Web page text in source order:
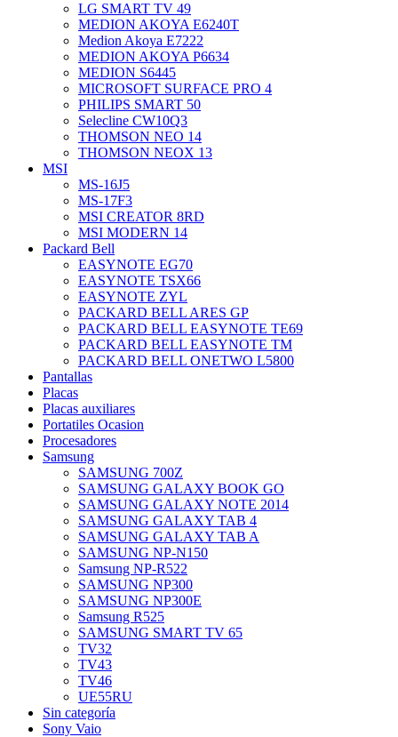
LG SMART TV 49
MEDION AKOYA E6240T
Medion Akoya E7222
MEDION AKOYA P6634
MEDION S6445
MICROSOFT SURFACE PRO 4
PHILIPS SMART 50
Selecline CW10Q3
THOMSON NEO 14
THOMSON NEOX 13
MSI
MS-16J5
MS-17F3
MSI CREATOR 8RD
MSI MODERN 14
Packard Bell
EASYNOTE EG70
EASYNOTE TSX66
EASYNOTE ZYL
PACKARD BELL ARES GP
PACKARD BELL EASYNOTE TE69
PACKARD BELL EASYNOTE TM
PACKARD BELL ONETWO L5800
Pantallas
Placas
Placas auxiliares
Portatiles Ocasion
Procesadores
Samsung
SAMSUNG 700Z
SAMSUNG GALAXY BOOK GO
SAMSUNG GALAXY NOTE 2014
SAMSUNG GALAXY TAB 4
SAMSUNG GALAXY TAB A
SAMSUNG NP-N150
Samsung NP-R522
SAMSUNG NP300
SAMSUNG NP300E
Samsung R525
SAMSUNG SMART TV 65
TV32
TV43
TV46
UE55RU
Sin categoría
Sony Vaio